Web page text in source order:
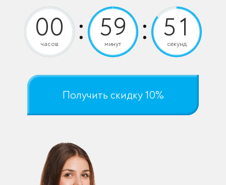
часов минут секунд
Получить скидку 10%